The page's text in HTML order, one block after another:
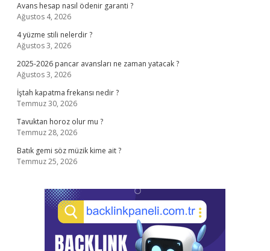
Avans hesap nasıl ödenir garanti ?
Ağustos 4, 2026
4 yüzme stili nelerdir ?
Ağustos 3, 2026
2025-2026 pancar avansları ne zaman yatacak ?
Ağustos 3, 2026
İştah kapatma frekansı nedir ?
Temmuz 30, 2026
Tavuktan horoz olur mu ?
Temmuz 28, 2026
Batık gemi söz müzik kime ait ?
Temmuz 25, 2026